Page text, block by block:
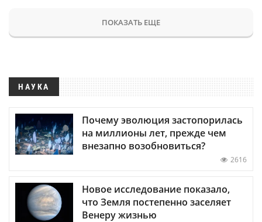
ПОКАЗАТЬ ЕЩЕ
НАУКА
Почему эволюция застопорилась
на миллионы лет, прежде чем
внезапно возобновиться?
2616
Новое исследование показало,
что Земля постепенно заселяет
Венеру жизнью